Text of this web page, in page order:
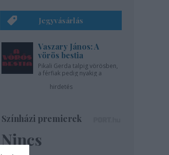
Jegyvásárlás
Vaszary János: A
vörös bestia
Pikali Gerda talpig vörösben,
a férfiak pedig nyakig a
hirdetés
Színházi premierek
Nincs